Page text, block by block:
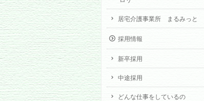
居宅介護事業所 まるみっと
採用情報
新卒採用
中途採用
どんな仕事をしているの